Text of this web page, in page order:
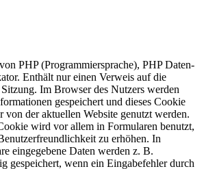
PHP (Programmiersprache), PHP Daten-
Enthält nur einen Verweis auf die
Im Browser des Nutzers werden
gespeichert und dieses Cookie
von der aktuellen Website genutzt werden.
wird vor allem in Formularen benutzt,
zu erhöhen. In
eingegebene Daten werden z. B.
gespeichert, wenn ein Eingabefehler durch